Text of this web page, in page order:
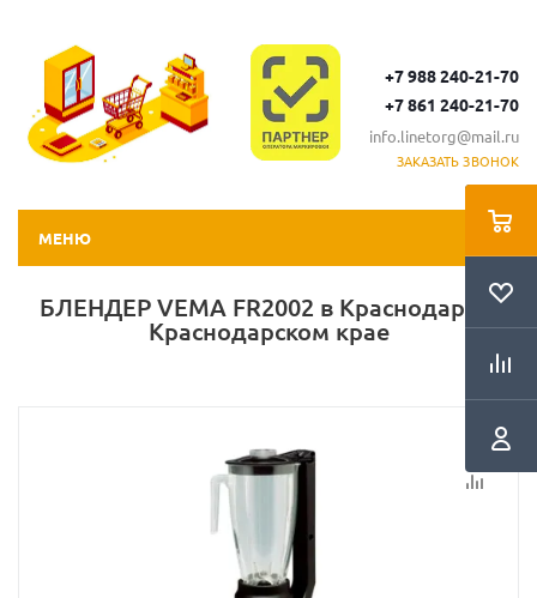
+7 988 240-21-70
+7 861 240-21-70
info.linetorg@mail.ru
ЗАКАЗАТЬ ЗВОНОК
МЕНЮ
БЛЕНДЕР VEMA FR2002 в Краснодаре и
Краснодарском крае